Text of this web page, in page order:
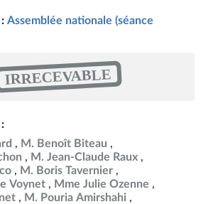
Assemblée nationale (séance
IRRECEVABLE
M. Benoît Biteau
M. Jean-Claude Raux
M. Boris Tavernier
Voynet
Mme Julie Ozenne
M. Pouria Amirshahi